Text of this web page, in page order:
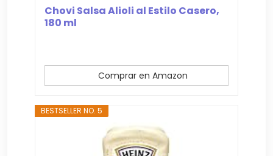
Chovi Salsa Alioli al Estilo Casero,
180 ml
Comprar en Amazon
BESTSELLER NO. 5